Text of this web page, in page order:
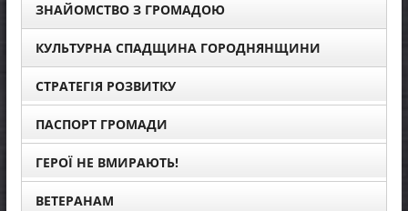
ЗНАЙОМСТВО З ГРОМАДОЮ
КУЛЬТУРНА СПАДЩИНА ГОРОДНЯНЩИНИ
СТРАТЕГІЯ РОЗВИТКУ
ПАСПОРТ ГРОМАДИ
ГЕРОЇ НЕ ВМИРАЮТЬ!
ВЕТЕРАНАМ